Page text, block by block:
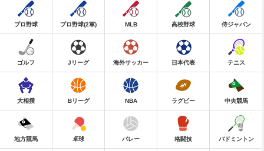
プロ野球 プロ野球(2軍) MLB 高校野球 侍ジャパン
ゴルフ Jリーグ 海外サッカー 日本代表 テニス
大相撲 Bリーグ NBA ラグビー 中央競馬
地方競馬 卓球 バレー 格闘技 バドミントン